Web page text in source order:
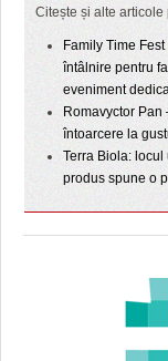
Citește și alte articole
Family Time
întâlnire pentru
eveniment
Romavyctor
întoarcere la
Terra Biola:
produs spune o